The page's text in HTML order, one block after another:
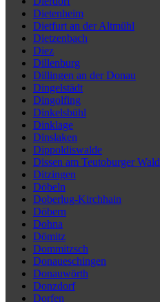
Dietenheim
Dietfurt an der Altmühl
Dietzenbach
Diez
Dillenburg
Dillingen an der Donau
Dingelstädt
Dingolfing
Dinkelsbühl
Dinklage
Dinslaken
Dippoldiswalde
Dissen am Teutoburger Wald
Ditzingen
Döbeln
Doberlug-Kirchhain
Döbern
Dohna
Dömitz
Dommitzsch
Donaueschingen
Donauwörth
Donzdorf
Dorfen